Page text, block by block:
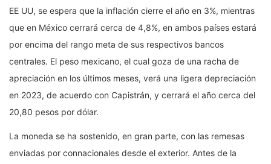
EE UU, se espera que la inflación cierre el año en 3%, mientras
que en México cerrará cerca de 4,8%, en ambos países estará
por encima del rango meta de sus respectivos bancos
centrales. El peso mexicano, el cual goza de una racha de
apreciación en los últimos meses, verá una ligera depreciación
en 2023, de acuerdo con Capistrán, y cerrará el año cerca del
20,80 pesos por dólar.
La moneda se ha sostenido, en gran parte, con las remesas
enviadas por connacionales desde el exterior. Antes de la